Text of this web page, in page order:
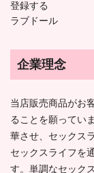
登録する
ラブドール
企業理念
当店販売商品がお
ることを願ってい
華させ、セックス
セックスライフを
す。単調なセック